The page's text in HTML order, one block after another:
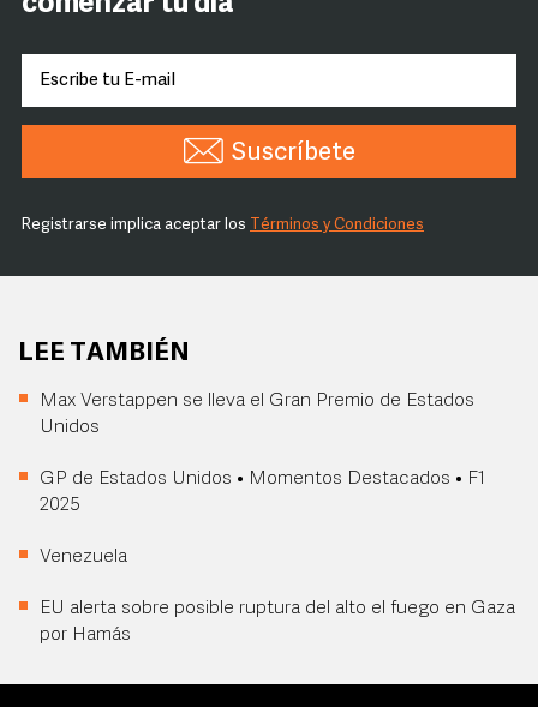
Suscríbete
Registrarse implica aceptar los Términos y Condiciones
LEE TAMBIÉN
Max Verstappen se lleva el Gran Premio de Estados
Unidos
GP de Estados Unidos • Momentos Destacados • F1
2025
Venezuela
EU alerta sobre posible ruptura del alto el fuego en Gaza
por Hamás